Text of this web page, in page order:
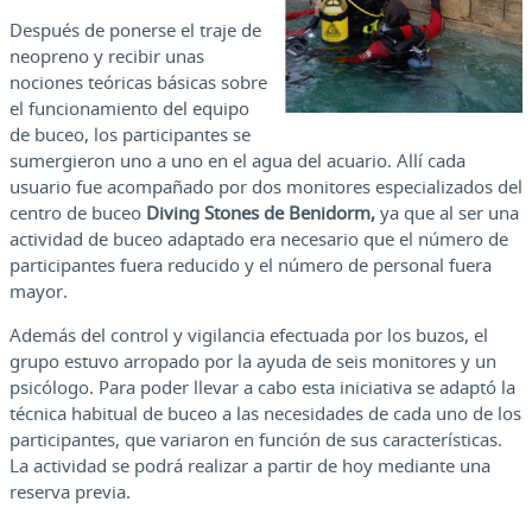
Después de ponerse el traje de
neopreno y recibir unas
nociones teóricas básicas sobre
el funcionamiento del equipo
de buceo, los participantes se
sumergieron uno a uno en el agua del acuario. Allí cada
usuario fue acompañado por dos monitores especializados del
centro de buceo Diving Stones de Benidorm, ya que al ser una
actividad de buceo adaptado era necesario que el número de
participantes fuera reducido y el número de personal fuera
mayor.
Además del control y vigilancia efectuada por los buzos, el
grupo estuvo arropado por la ayuda de seis monitores y un
psicólogo. Para poder llevar a cabo esta iniciativa se adaptó la
técnica habitual de buceo a las necesidades de cada uno de los
participantes, que variaron en función de sus características.
La actividad se podrá realizar a partir de hoy mediante una
reserva previa.